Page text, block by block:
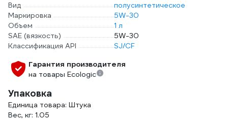
Вид
полусинтетическое
Маркировка
5W-30
Объем
1 л
SAE (вязкость)
5W-30
Классификация API
SJ/CF
Гарантия производителя
на товары Ecologic
Упаковка
Единица товара: Штука
Вес, кг: 1.05